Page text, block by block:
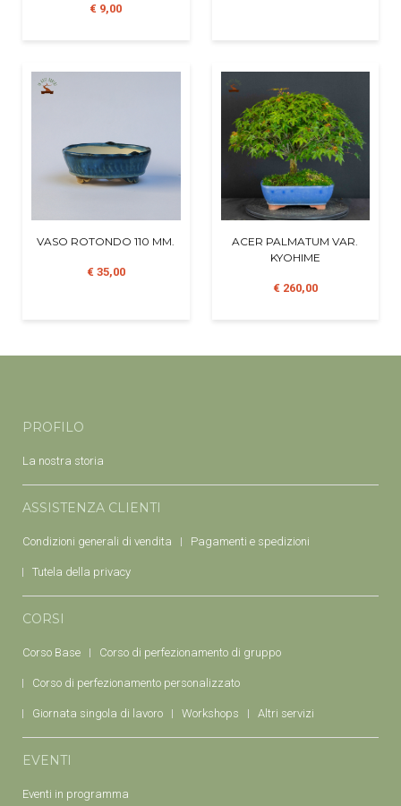
€ 9,00
VASO ROTONDO 110 MM.
€ 35,00
ACER PALMATUM VAR.
KYOHIME
€ 260,00
PROFILO
La nostra storia
ASSISTENZA CLIENTI
Condizioni generali di vendita Pagamenti e spedizioni
Tutela della privacy
CORSI
Corso Base Corso di perfezionamento di gruppo
Corso di perfezionamento personalizzato
Giornata singola di lavoro Workshops Altri servizi
EVENTI
Eventi in programma